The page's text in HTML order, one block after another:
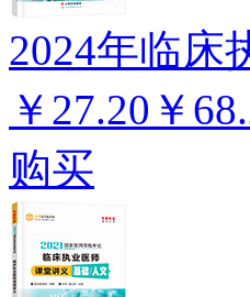
2024年临床
￥27.20 ￥
购买